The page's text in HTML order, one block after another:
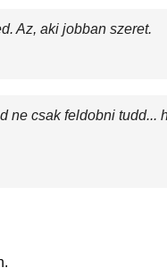
Az, aki jobban szeret.
ne csak feldobni tudd...